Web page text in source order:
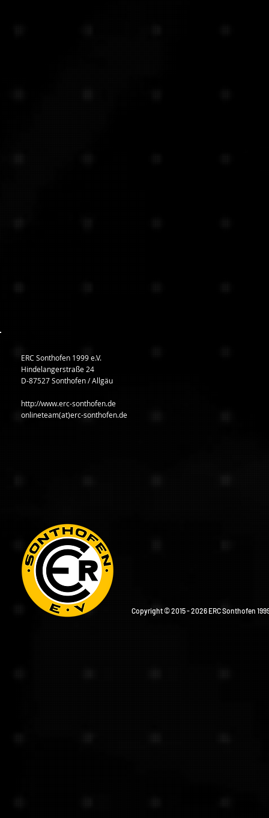
ERC Sonthofen 1999 e.V.
Hindelangerstraße 24
D-87527 Sonthofen / Allgäu
http://www.erc-sonthofen.de
onlineteam(at)erc-sonthofen.de
Copyright © 2015 - 2026 ERC Sonthofen